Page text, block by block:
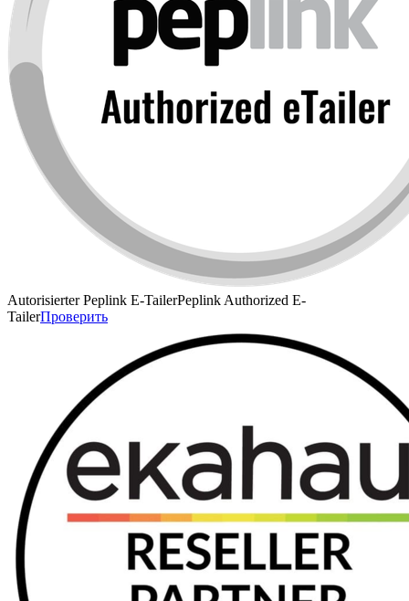
Autorisierter Peplink E-TailerPeplink Authorized E-
TailerПроверить